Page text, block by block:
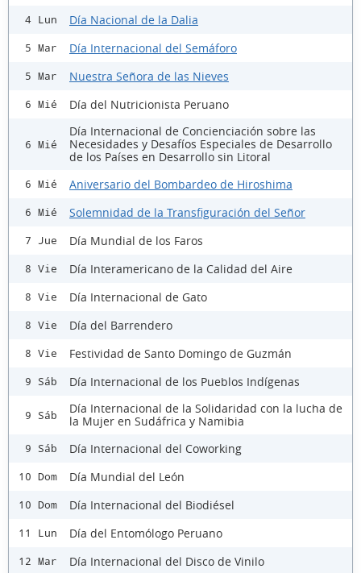
4 Lun Día Nacional de la Dalia
5 Mar Día Internacional del Semáforo
5 Mar Nuestra Señora de las Nieves
6 Mié Día del Nutricionista Peruano
6 Mié
Día Internacional de Concienciación sobre las
Necesidades y Desafíos Especiales de Desarrollo
de los Países en Desarrollo sin Litoral
6 Mié Aniversario del Bombardeo de Hiroshima
6 Mié Solemnidad de la Transfiguración del Señor
7 Jue Día Mundial de los Faros
8 Vie Día Interamericano de la Calidad del Aire
8 Vie Día Internacional de Gato
8 Vie Día del Barrendero
8 Vie Festividad de Santo Domingo de Guzmán
9 Sáb Día Internacional de los Pueblos Indígenas
9 Sáb
Día Internacional de la Solidaridad con la lucha de
la Mujer en Sudáfrica y Namibia
9 Sáb Día Internacional del Coworking
10 Dom Día Mundial del León
10 Dom Día Internacional del Biodiésel
11 Lun Día del Entomólogo Peruano
12 Mar Día Internacional del Disco de Vinilo